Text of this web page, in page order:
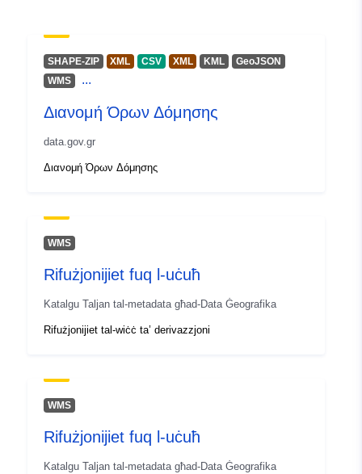
SHAPE-ZIP XML CSV XML KML
GeoJSON
WMS
...
Διανομή Όρων Δόμησης
data.gov.gr
Διανομή Όρων Δόμησης
WMS
Rifużjonijiet fuq l-uċuħ
Katalgu Taljan tal-metadata għad-Data Ġeografika
Rifużjonijiet tal-wiċċ ta’ derivazzjoni
WMS
Rifużjonijiet fuq l-uċuħ
Katalgu Taljan tal-metadata għad-Data Ġeografika